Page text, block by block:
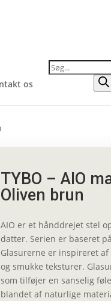
os
Products
search
TYBO – AIO
Oliven brun
AIO er et hånddrejet stel
datter. Serien er baseret
Glasurerne er inspireret
og smukke teksturer.
som tilføjer en sanselig
blandet af naturlige